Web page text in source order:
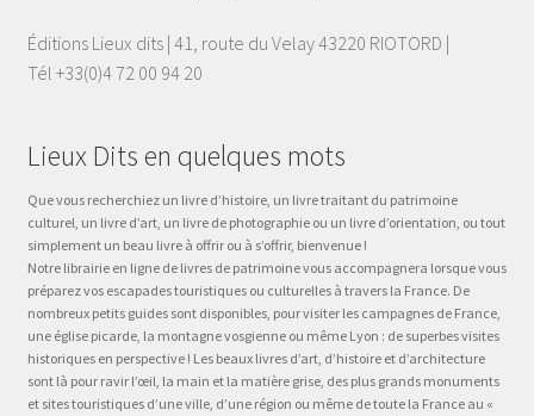
Éditions Lieux dits | 41, route du Velay 43220 RIOTORD |
Tél +33(0)4 72 00 94 20
Lieux Dits en quelques mots
Que vous recherchiez un livre d’histoire, un livre traitant du patrimoine
culturel, un livre d’art, un livre de photographie ou un livre d’orientation, ou tout
simplement un beau livre à offrir ou à s’offrir, bienvenue !
Notre librairie en ligne de livres de patrimoine vous accompagnera lorsque vous
préparez vos escapades touristiques ou culturelles à travers la France. De
nombreux petits guides sont disponibles, pour visiter les campagnes de France,
une église picarde, la montagne vosgienne ou même Lyon : de superbes visites
historiques en perspective ! Les beaux livres d’art, d’histoire et d’architecture
sont là pour ravir l’œil, la main et la matière grise, des plus grands monuments
et sites touristiques d’une ville, d’une région ou même de toute la France au «